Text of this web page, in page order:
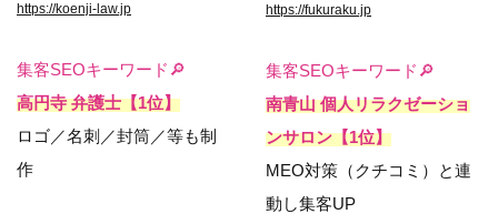
https://koenji-law.jp
集客SEOキーワード🔎
高円寺 弁護士【1位】
ロゴ／名刺／封筒／等も制
作
https://fukuraku.jp
集客SEOキーワード🔎
南青山 個人リラクゼーショ
ンサロン【1位】
MEO対策（クチコミ）と連
動し集客UP